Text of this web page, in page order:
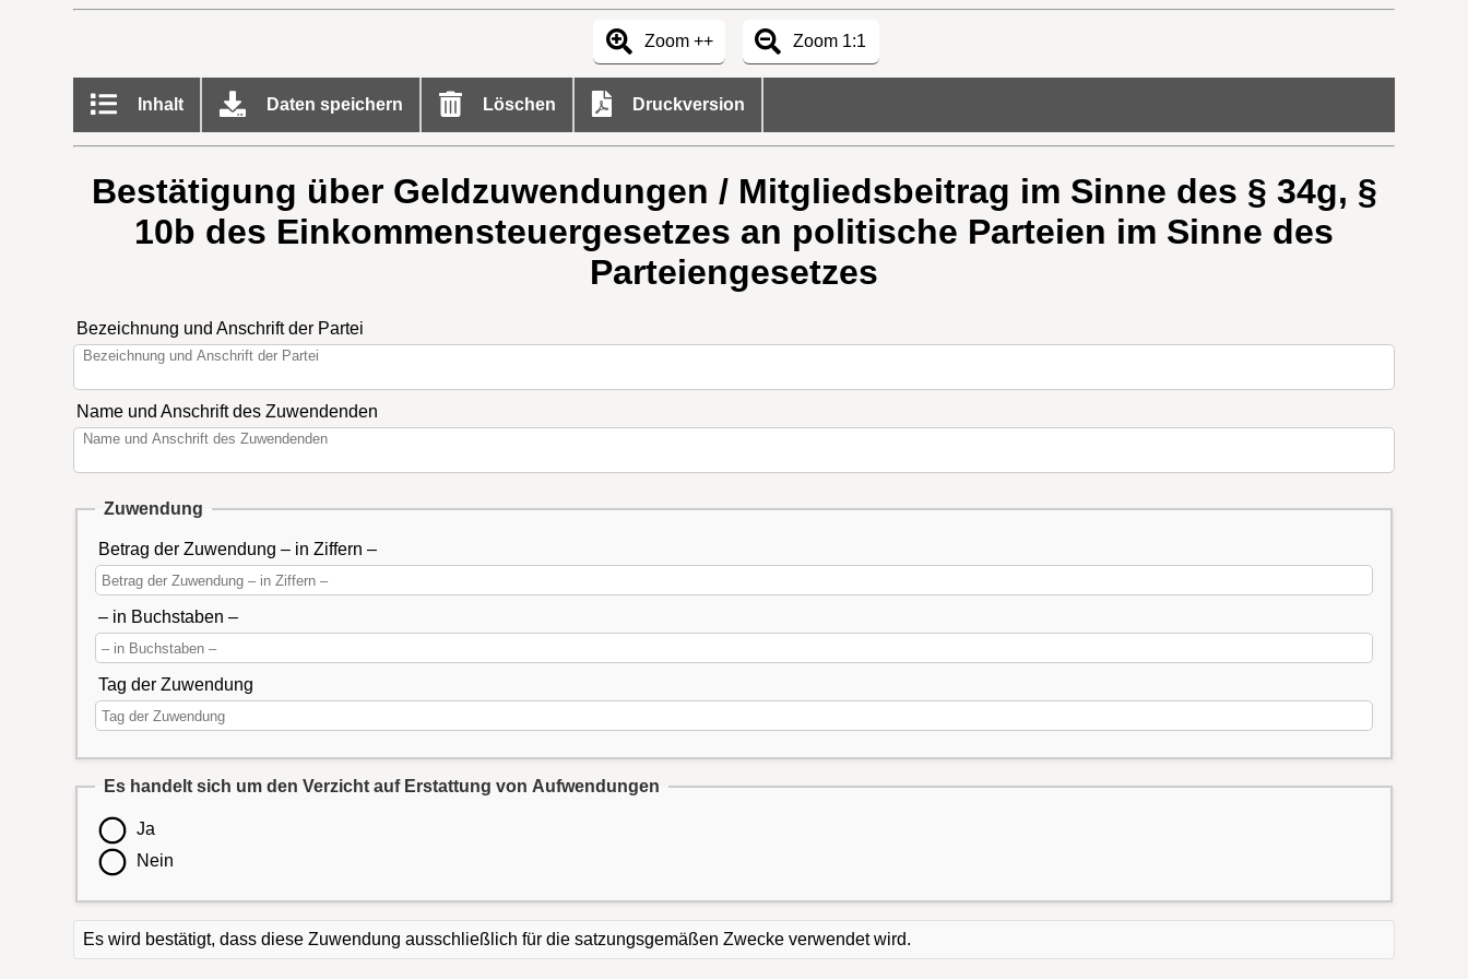
Zoom ++ Zoom 1:1
Inhalt Daten speichern Löschen Druckversion
Bestätigung über Geldzuwendungen / Mitgliedsbeitrag im Sinne des § 34g, §
10b des Einkommensteuergesetzes an politische Parteien im Sinne des
Parteiengesetzes
Bezeichnung und Anschrift der Partei
Name und Anschrift des Zuwendenden
Zuwendung
Betrag der Zuwendung – in Ziffern –
– in Buchstaben –
Tag der Zuwendung
Es handelt sich um den Verzicht auf Erstattung von Aufwendungen
Ja
Nein
Es wird bestätigt, dass diese Zuwendung ausschließlich für die satzungsgemäßen Zwecke verwendet wird.